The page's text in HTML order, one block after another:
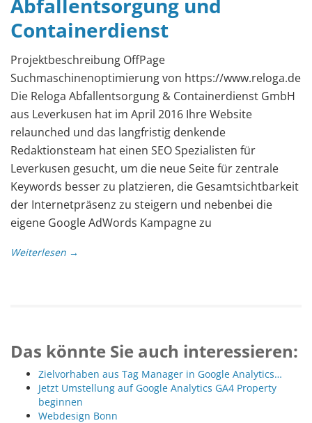
Abfallentsorgung und
Containerdienst
Projektbeschreibung OffPage
Suchmaschinenoptimierung von https://www.reloga.de
Die Reloga Abfallentsorgung & Containerdienst GmbH
aus Leverkusen hat im April 2016 Ihre Website
relaunched und das langfristig denkende
Redaktionsteam hat einen SEO Spezialisten für
Leverkusen gesucht, um die neue Seite für zentrale
Keywords besser zu platzieren, die Gesamtsichtbarkeit
der Internetpräsenz zu steigern und nebenbei die
eigene Google AdWords Kampagne zu
Weiterlesen →
Das könnte Sie auch interessieren:
Zielvorhaben aus Tag Manager in Google Analytics…
Jetzt Umstellung auf Google Analytics GA4 Property
beginnen
Webdesign Bonn